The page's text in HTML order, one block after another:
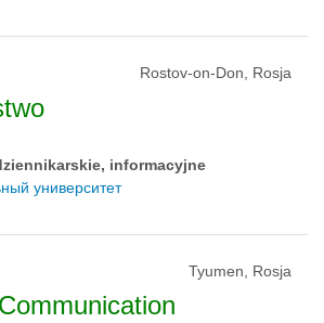
Rostov-on-Don, Rosja
informacyjne
университет
Tyumen, Rosja